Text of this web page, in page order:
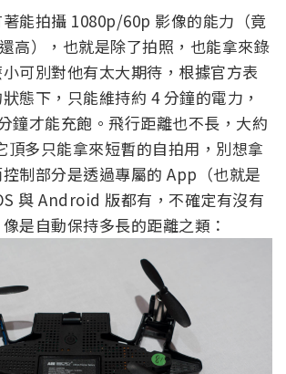
能拍攝 1080p/60p 影像的能力（竟
還高），也就是除了拍照，也能拿來錄
可別對他有太大期待，根據官方表
態下，只能維持約 4 分鐘的電力，
鐘才能充飽。飛行距離也不長，大約
頂多只能拿來短暫的自拍用，別想拿
制部分是透過專屬的 App（也就是
與 Android 版都有，不確定有沒有
是自動保持多長的距離之類：